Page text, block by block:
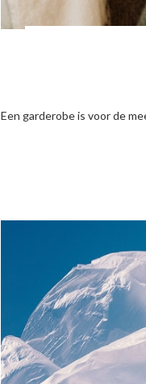
Een garderobe is voor de